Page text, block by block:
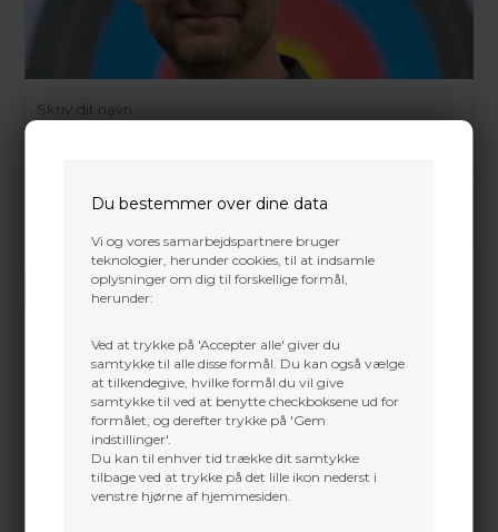
Du bestemmer over dine data
Vi og vores samarbejdspartnere bruger
teknologier, herunder cookies, til at indsamle
oplysninger om dig til forskellige formål,
herunder:
Ved at trykke på 'Accepter alle' giver du
samtykke til alle disse formål. Du kan også vælge
at tilkendegive, hvilke formål du vil give
samtykke til ved at benytte checkboksene ud for
formålet, og derefter trykke på 'Gem
indstillinger'.
Du kan til enhver tid trække dit samtykke
tilbage ved at trykke på det lille ikon nederst i
venstre hjørne af hjemmesiden.
Martin Damsbo
Sjælland
+45 2751 3356
martin@baldurs-archery.dk
Vi gør vores bedste for at besvare alle henvendelser indenfor 24 timer.
SEND SPØRGSMÅL
Mere info